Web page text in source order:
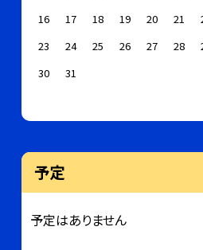
16
17 18 19 20 21
23
24 25 26 27 28
30
31
予定
予定はありません